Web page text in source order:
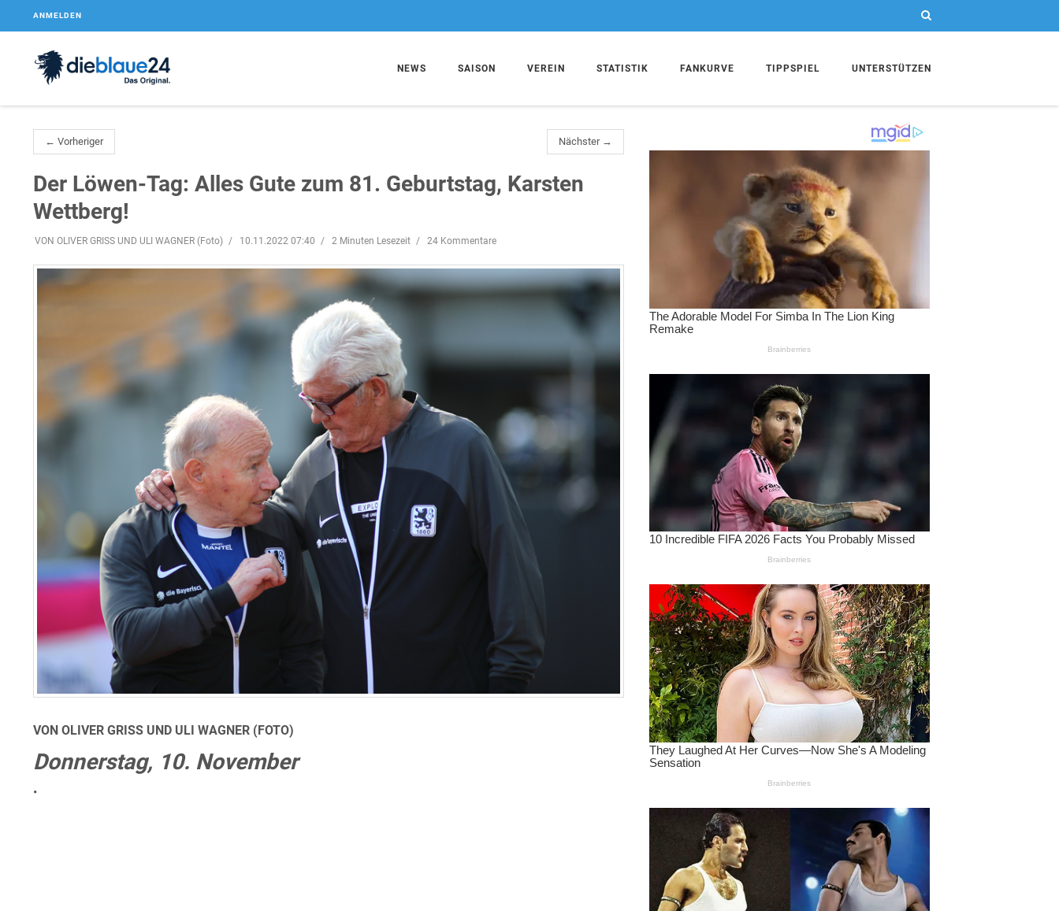
ANMELDEN
NEWS SAISON VEREIN STATISTIK FANKURVE TIPPSPIEL UNTERSTÜTZEN
← Vorheriger Nächster →
Der Löwen-Tag: Alles Gute zum 81. Geburtstag, Karsten
Wettberg!
VON OLIVER GRISS UND ULI WAGNER (Foto) 10.11.2022 07:40 2 Minuten Lesezeit 24 Kommentare
VON OLIVER GRISS UND ULI WAGNER (FOTO)
Donnerstag, 10. November
•